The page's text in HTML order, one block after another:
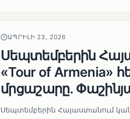
ԱՊՐԻԼԻ 23, 2026
Սեպտեմբերին
«Tour of Armenia»
մրցաշարը.
Սեպտեմբերին Հայաստանում